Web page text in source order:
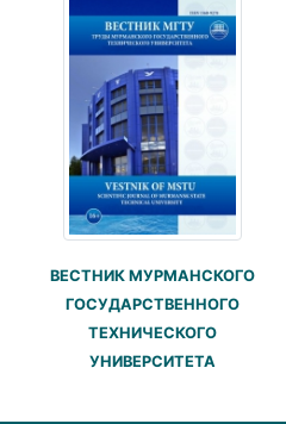
ВЕСТНИК МУРМАНСКОГО
ГОСУДАРСТВЕННОГО
ТЕХНИЧЕСКОГО
УНИВЕРСИТЕТА